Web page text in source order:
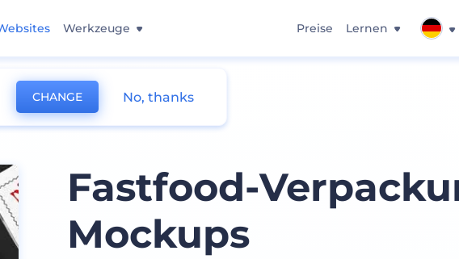
Werkzeuge Preise Lernen
Fastfood-
Mockups
CHANGE No, thanks